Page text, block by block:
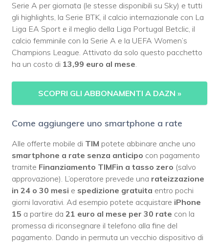
Serie A per giornata (le stesse disponibili su Sky) e tutti
gli highlights, la Serie BTK, il calcio internazionale con La
Liga EA Sport e il meglio della Liga Portugal Betclic, il
calcio femminile con la Serie A e la UEFA Women’s
Champions League. Attivato da solo questo pacchetto
ha un costo di 13,99 euro al mese.
SCOPRI GLI ABBONAMENTI A DAZN »
Come aggiungere uno smartphone a rate
Alle offerte mobile di TIM potete abbinare anche uno
smartphone a rate senza anticipo con pagamento
tramite Finanziamento TIMFin a tasso zero (salvo
approvazione). L’operatore prevede una rateizzazione
in 24 o 30 mesi e spedizione gratuita entro pochi
giorni lavorativi. Ad esempio potete acquistare iPhone
15 a partire da 21 euro al mese per 30 rate con la
promessa di riconsegnare il telefono alla fine del
pagamento. Dando in permuta un vecchio dispositivo di